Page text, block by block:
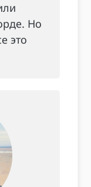
Но
это